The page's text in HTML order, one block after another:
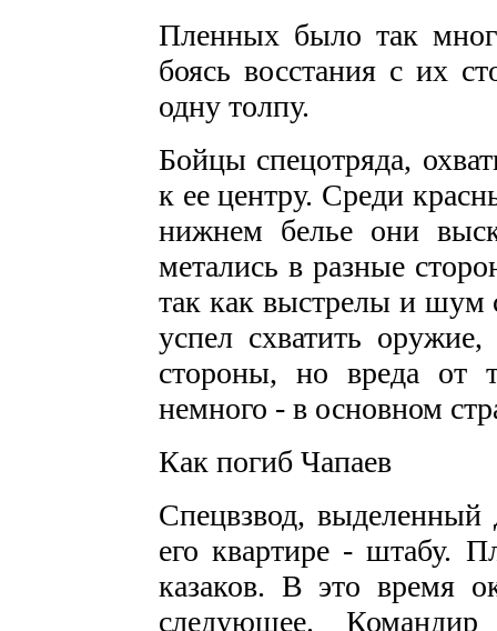
Пленных было так
боясь восстания с их
одну толпу.
Бойцы спецотряда,
к ее центру. Среди
нижнем белье они
метались в разные
так как выстрелы и шум
успел схватить
стороны, но вреда от
немного - в основном
Как погиб Чапаев
Спецвзвод, выделенный
его квартире - штабу.
казаков. В это время
следующее. Командир